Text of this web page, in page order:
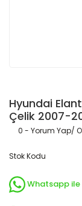
Hyundai
Çelik 2007-
0 - Yorum Yap/
Stok Kodu
Whatsapp ile